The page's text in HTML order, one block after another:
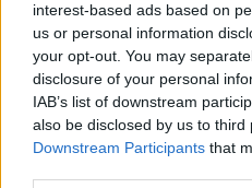
interest-based ads based on
us or personal information
your opt-out. You may
disclosure of your personal
IAB’s list of downstream
also be disclosed by us to third
Downstream Participants that
La possibilità di preservare la
compromesse dalla patologia - è
diabetologiae proprio in questa
internazionale.
Al momento è aperta soltanto la
maggiore o uguale a 18 anni, ma
pazienti di età progressivamente